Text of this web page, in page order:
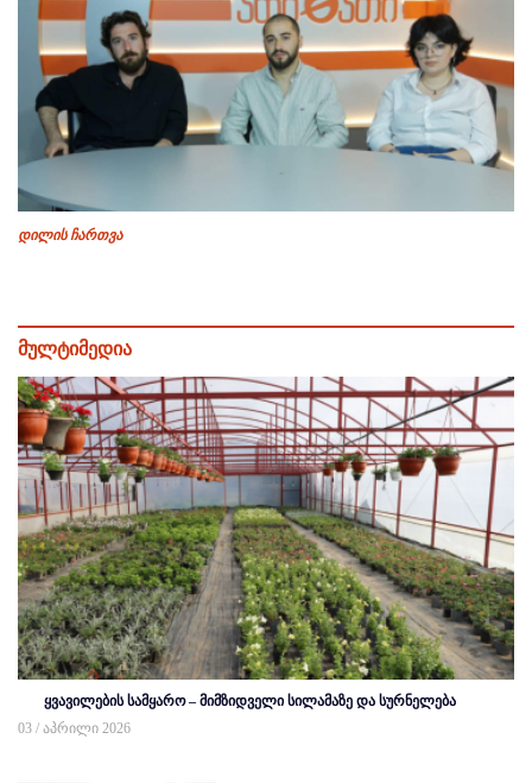
დილის ჩართვა
მულტიმედია
ყვავილების სამყარო – მიმზიდველი სილამაზე და სურნელება
03 / აპრილი 2026